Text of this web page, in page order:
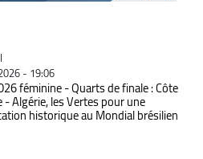
- 19:06
féminine - Quarts de finale : Côte
- Algérie, les Vertes pour une
historique au Mondial brésilien